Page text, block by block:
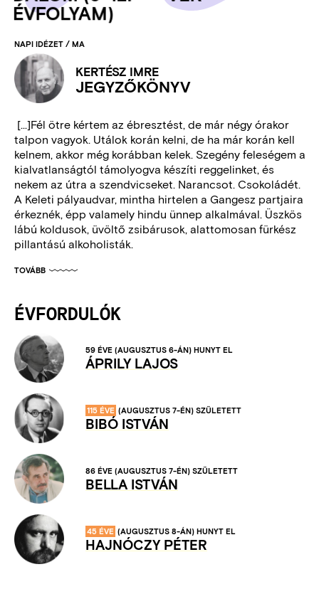
ÉV­FO­LYAM)
NAPI IDÉZET / MA
KERTÉSZ IMRE
JEGYZŐKÖNYV
[...]Fél ötre kértem az ébresztést, de már négy órakor
talpon vagyok. Utálok korán kelni, de ha már korán kell
kelnem, akkor még korábban kelek. Szegény feleségem a
kialvatlanságtól támolyogva készíti reggelinket, és
nekem az útra a szendvicseket. Narancsot. Csokoládét.
A Keleti pályaudvar, mintha hirtelen a Gangesz partjaira
érkeznék, épp valamely hindu ünnep alkalmával. Üszkös
lábú koldusok, üvöltő zsibárusok, alattomosan fürkész
pillantású alkoholisták.
TOVÁBB
ÉVFORDULÓK
59 ÉVE (AUGUSZTUS 6-ÁN) HUNYT EL
ÁPRILY LAJOS
115 ÉVE (AUGUSZTUS 7-ÉN) SZÜLETETT
BIBÓ ISTVÁN
86 ÉVE (AUGUSZTUS 7-ÉN) SZÜLETETT
BELLA ISTVÁN
45 ÉVE (AUGUSZTUS 8-ÁN) HUNYT EL
HAJNÓCZY PÉTER